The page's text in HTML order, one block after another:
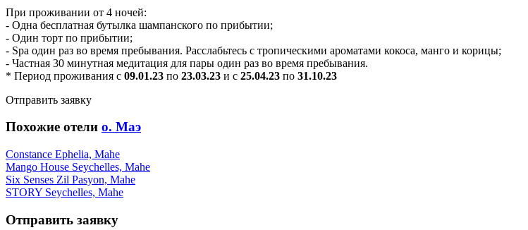
При проживании от 4 ночей:
- Одна бесплатная бутылка шампанского по прибытии;
- Один торт по прибытии;
- Spa один раз во время пребывания. Расслабьтесь с тропическими ароматами кокоса, манго и корицы;
- Частная 30 минутная медитация для пары один раз во время пребывания.
* Период проживания с 09.01.23 по 23.03.23 и с 25.04.23 по 31.10.23
Отправить заявку
Похожие отели о. Маэ
Constance Ephelia, Mahe
Mango House Seychelles, Mahe
Six Senses Zil Pasyon, Mahe
STORY Seychelles, Mahe
Отправить заявку